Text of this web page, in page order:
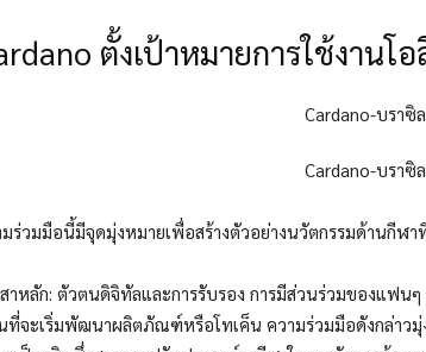
ตั้งเป้าหมายการใช้งานโ
ร่วมมือนี้มีจุดมุ่งหมายเพื่อสร้างตัวอย่างนวัตกรรมด้านกีฬา
าหลัก: ตัวตนดิจิทัลและการรับรอง การมีส่วนร่วมของแฟน
จะเริ่มพัฒนาผลิตภัณฑ์หรือโทเค็น ความร่วมมือดังกล่าวมุ่